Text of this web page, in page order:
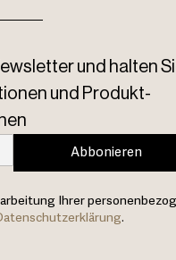
und halten
und Produkt-
Abbonieren
Ihrer
.